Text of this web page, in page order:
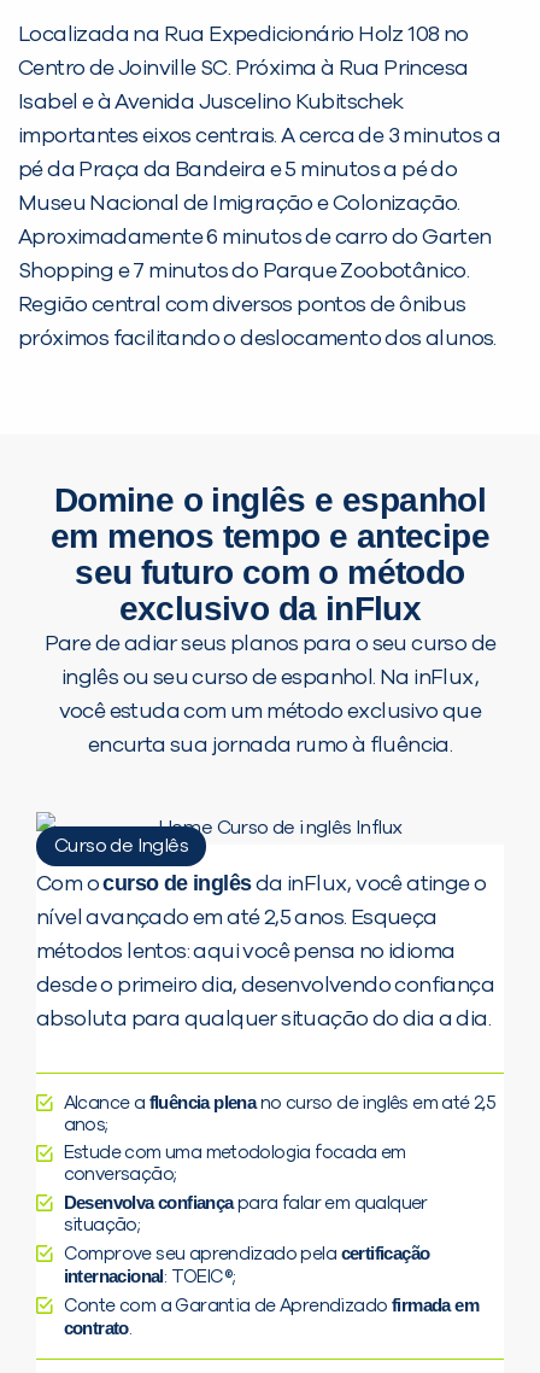
Localizada na Rua Expedicionário Holz 108 no
Centro de Joinville SC. Próxima à Rua Princesa
Isabel e à Avenida Juscelino Kubitschek
importantes eixos centrais. A cerca de 3 minutos a
pé da Praça da Bandeira e 5 minutos a pé do
Museu Nacional de Imigração e Colonização.
Aproximadamente 6 minutos de carro do Garten
Shopping e 7 minutos do Parque Zoobotânico.
Região central com diversos pontos de ônibus
próximos facilitando o deslocamento dos alunos.
Domine o inglês e espanhol
em menos tempo e antecipe
seu futuro com o método
exclusivo da inFlux
Pare de adiar seus planos para o seu curso de
inglês ou seu curso de espanhol. Na inFlux,
você estuda com um método exclusivo que
encurta sua jornada rumo à fluência.
Curso de Inglês
Com ocurso de inglêsda inFlux, você atinge o
nível avançado em até 2,5 anos. Esqueça
métodos lentos: aqui você pensa no idioma
desde o primeiro dia, desenvolvendo confiança
absoluta para qualquer situação do dia a dia.
Alcance a fluência plenano curso de inglês em até 2,5
anos;
Estude com uma metodologia focada em
conversação;
Desenvolva confiançapara falar em qualquer
situação;
Comprove seu aprendizado pela certificação
internacional: TOEIC®;
Conte com a Garantia de Aprendizado firmada em
contrato.